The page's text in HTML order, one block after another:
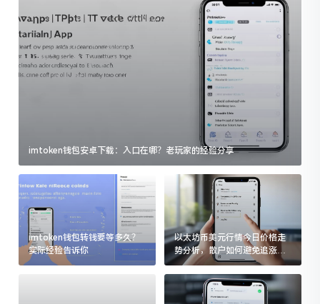
imtoken钱包安卓下载：入口在哪？老玩家的经验分享
imtoken钱包转钱要等多久？
实际经验告诉你
以太坊币美元行情今日价格走
势分析，散户如何避免追涨杀
跌被套牢